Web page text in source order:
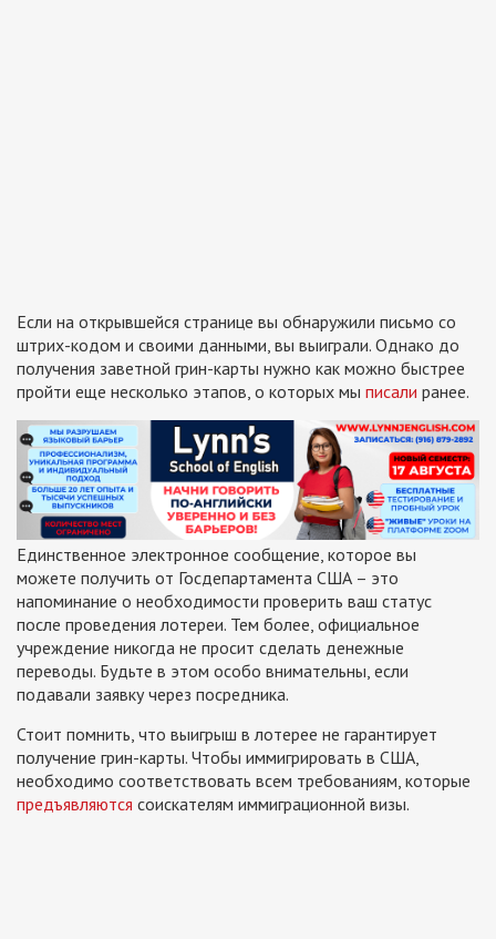
Если на открывшейся странице вы обнаружили письмо со
штрих-кодом и своими данными, вы выиграли. Однако до
получения заветной грин-карты нужно как можно быстрее
пройти еще несколько этапов, о которых мы писали ранее.
Единственное электронное сообщение, которое вы
можете получить от Госдепартамента США – это
напоминание о необходимости проверить ваш статус
после проведения лотереи. Тем более, официальное
учреждение никогда не просит сделать денежные
переводы. Будьте в этом особо внимательны, если
подавали заявку через посредника.
Стоит помнить, что выигрыш в лотерее не гарантирует
получение грин-карты. Чтобы иммигрировать в США,
необходимо соответствовать всем требованиям, которые
предъявляются соискателям иммиграционной визы.